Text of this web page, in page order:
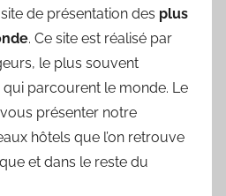
de présentation des plus
. Ce site est réalisé par
le plus souvent
qui parcourent le monde. Le
présenter notre
hôtels que l’on retrouve
et dans le reste du